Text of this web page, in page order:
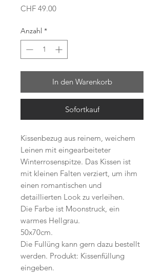
CHF 49.00Preis
Anzahl *
In den Warenkorb
Sofortkauf
Kissenbezug aus reinem, weichem
Leinen mit eingearbeiteter
Winterrosenspitze. Das Kissen ist
mit kleinen Falten verziert, um ihm
einen romantischen und
detaillierten Look zu verleihen.
Die Farbe ist Moonstruck, ein
warmes Hellgrau.
50x70cm.
Die Fullüng kann gern dazu bestellt
werden. Produkt: Kissenfüllung
eingeben.